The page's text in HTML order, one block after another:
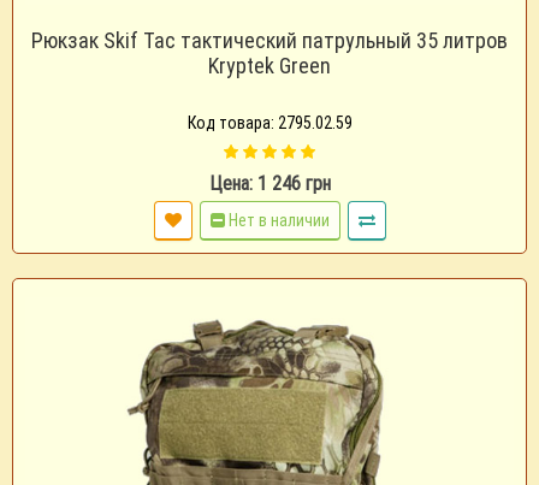
Рюкзак Skif Tac тактический патрульный 35 литров
Kryptek Green
Код товара: 2795.02.59
Цена: 1 246 грн
Нет в наличии